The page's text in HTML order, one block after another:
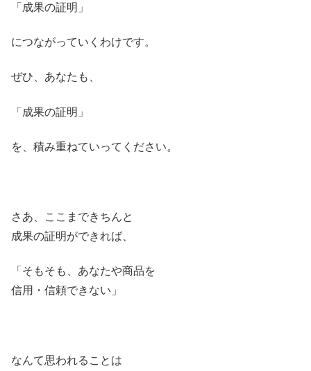
「成果の証明」
につながっていくわけです。
ぜひ、あなたも、
「成果の証明」
を、積み重ねていってください。
さあ、ここまできちんと
成果の証明ができれば、
「そもそも、あなたや商品を
信用・信頼できない」
なんて思われることは